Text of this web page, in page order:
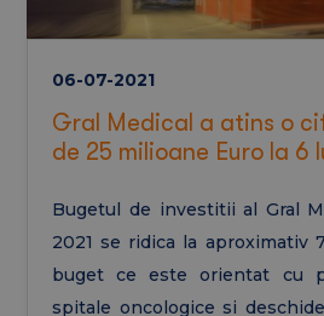
06-07-2021
Gral Medical a atins o
de 25 milioane Euro la 6
Bugetul de investitii al Gral
2021 se ridica la aproximativ
buget ce este orientat cu
spitale oncologice si